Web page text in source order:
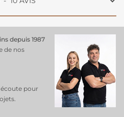
depuis 1987
de nos
pour